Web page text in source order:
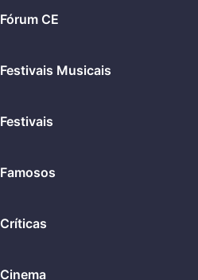
Fórum CE
Festivais Musicais
Festivais
Famosos
Críticas
Cinema